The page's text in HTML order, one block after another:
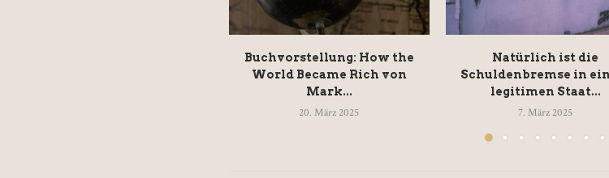
Buchvorstellung: How the
World Became Rich von
Mark...
20. März 2025
Natürlich ist die
Schuldenbremse in
legitimen Staat...
7. März 2025